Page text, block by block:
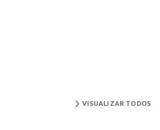
VISUALIZAR TODOS